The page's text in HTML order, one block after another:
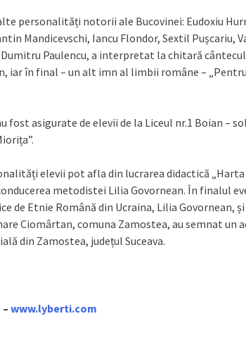
personalități notorii ale Bucovinei: Eudoxiu
Mandicevschi, Iancu Flondor, Sextil Pușcariu,
Dumitru Paulencu, a interpretat la chitară
iar în final – un alt imn al limbii române –
fost asigurate de elevii de la Liceul nr.1 Boian –
elevii pot afla din lucrarea didactică
metodistei Lilia Govornean. În finalul
de Etnie Română din Ucraina, Lilia Govornean,
Ciomârtan, comuna Zamostea, au semnat un
din Zamostea, județul Suceava.
www.lyberti.com